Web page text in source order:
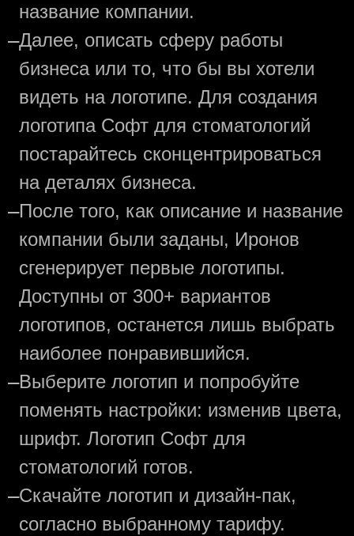
название компании.
—Далее, описать сферу работы
бизнеса или то, что бы вы хотели
видеть на логотипе. Для создания
логотипа Софт для стоматологий
постарайтесь сконцентрироваться
на деталях бизнеса.
—После того, как описание и название
компании были заданы, Иронов
сгенерирует первые логотипы.
Доступны от 300+ вариантов
логотипов, останется лишь выбрать
наиболее понравившийся.
—Выберите логотип и попробуйте
поменять настройки: изменив цвета,
шрифт. Логотип Софт для
стоматологий готов.
—Скачайте логотип и дизайн-пак,
согласно выбранному тарифу.